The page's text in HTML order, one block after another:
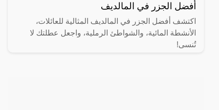
أفضل الجزر في المالديف
اكتشف أفضل الجزر في المالديف المثالية للعائلات،
الأنشطة المائية، والشواطئ الرملية، واجعل عطلتك لا
تُنسى!